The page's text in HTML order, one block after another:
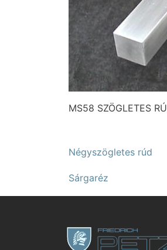
MS58 SZÖGLETES
Négyszögletes rúd
Sárgaréz